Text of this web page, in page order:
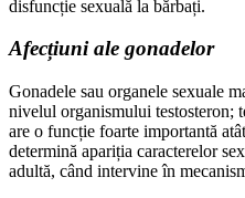
disfuncție sexuală la bărbați.
Afecțiuni ale gonadelor
Gonadele sau organele sexuale
nivelul organismului testosteron;
are o funcție foarte importantă
determină apariția caracterelor
adultă, când intervine în